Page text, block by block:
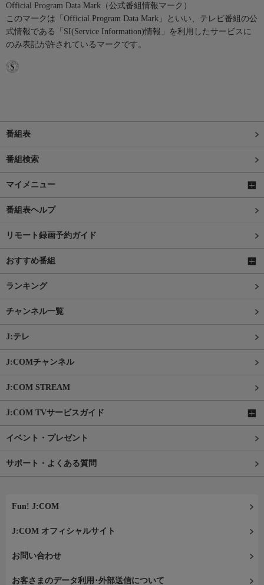
Official Program Data Mark（公式番組情報マーク）
このマークは「Official Program Data Mark」といい、テレビ番組の公
式情報である「SI(Service Information)情報」を利用したサービスに
のみ表記が許されているマークです。
番組表
番組検索
マイメニュー
番組表ヘルプ
リモート録画予約ガイド
おすすめ番組
ランキング
チャンネル一覧
J:テレ
J:COMチャンネル
J:COM STREAM
J:COM TVサービスガイド
イベント・プレゼント
サポート・よくある質問
Fun! J:COM
J:COM オフィシャルサイト
お問い合わせ
お客さまのデータ利用･外部送信について